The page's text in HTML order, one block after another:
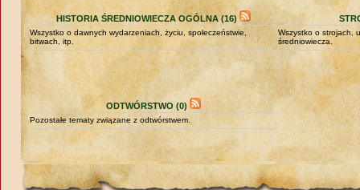
HISTORIA ŚREDNIOWIECZA OGÓLNA (16)
Wszystko o dawnych wydarzeniach, życiu, społeczeństwie,
bitwach, itp.
Wszystko o strojach,
średniowiecza.
ODTWÓRSTWO (0)
Pozostałe tematy związane z odtwórstwem.